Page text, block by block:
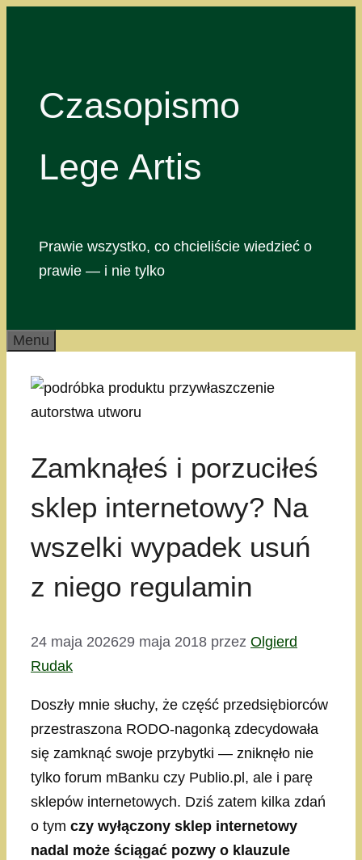
Czasopismo
Lege Artis
Prawie wszystko, co chcieliście wiedzieć o
prawie — i nie tylko
Menu
Zamknąłeś i porzuciłeś
sklep internetowy? Na
wszelki wypadek usuń
z niego regulamin
24 maja 202629 maja 2018 przez Olgierd
Rudak
Doszły mnie słuchy, że część przedsiębiorców
przestraszona RODO-nagonką zdecydowała
się zamknąć swoje przybytki — zniknęło nie
tylko forum mBanku czy Publio.pl, ale i parę
sklepów internetowych. Dziś zatem kilka zdań
o tym czy wyłączony sklep internetowy
nadal może ściągać pozwy o klauzule